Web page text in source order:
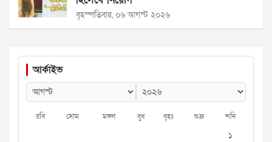
বৃহস্পতিবার, ০৬ আগস্ট ২০২৬
আর্কাইভ
রবি সোম মঙ্গল বুধ বৃহঃ শুক্র শনি
১